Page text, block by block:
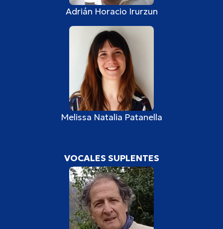
Adrián Horacio Irurzun
Melissa Natalia Patanella
VOCALES SUPLENTES